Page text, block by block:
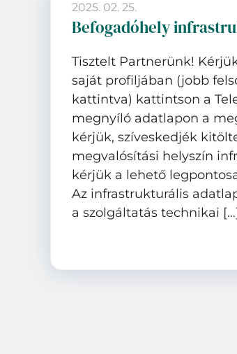
2025. 02. 25.
Befogadóhely
Tisztelt Partnerünk!
saját profiljában (jobb
kattintva) kattintson a
megnyíló adatlapon a
kérjük, szíveskedjék
megvalósítási helyszín
kérjük a lehető
Az infrastrukturális
a szolgáltatás technikai